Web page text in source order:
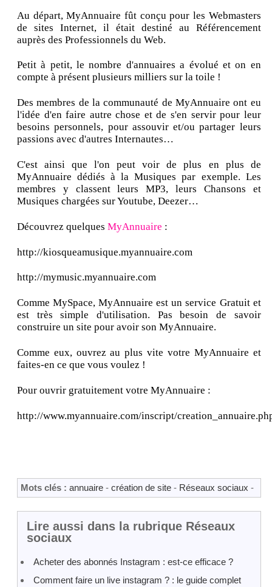
Au départ, MyAnnuaire fût conçu pour les Webmasters
de sites Internet, il était destiné au Référencement
auprès des Professionnels du Web.
Petit à petit, le nombre d'annuaires a évolué et on en
compte à présent plusieurs milliers sur la toile !
Des membres de la communauté de MyAnnuaire ont eu
l'idée d'en faire autre chose et de s'en servir pour leur
besoins personnels, pour assouvir et/ou partager leurs
passions avec d'autres Internautes…
C'est ainsi que l'on peut voir de plus en plus de
MyAnnuaire dédiés à la Musiques par exemple. Les
membres y classent leurs MP3, leurs Chansons et
Musiques chargées sur Youtube, Deezer…
Découvrez quelques MyAnnuaire :
http://kiosqueamusique.myannuaire.com
http://mymusic.myannuaire.com
Comme MySpace, MyAnnuaire est un service Gratuit et
est très simple d'utilisation. Pas besoin de savoir
construire un site pour avoir son MyAnnuaire.
Comme eux, ouvrez au plus vite votre MyAnnuaire et
faites-en ce que vous voulez !
Pour ouvrir gratuitement votre MyAnnuaire :
http://www.myannuaire.com/inscript/
Mots clés : annuaire - création de site - Réseaux sociaux -
Lire aussi dans la rubrique Réseaux
sociaux
Acheter des abonnés Instagram : est-ce efficace ?
Comment faire un live instagram ? : le guide complet